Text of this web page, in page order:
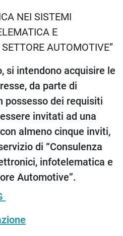
NEI SISTEMI
E
AUTOMOTIVE”
si intendono acquisire le
da parte di
possesso dei requisiti
invitati ad una
almeno cinque inviti,
di “Consulenza
infotelematica e
Automotive”.